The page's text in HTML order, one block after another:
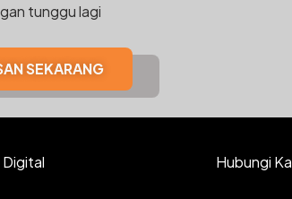
tunggu lagi
SEKARANG
Digital Hubungi